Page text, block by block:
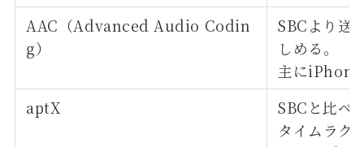
AAC（Advanced Audio Codin
g）
SBCより送
しめる。
主にiPhone
aptX
SBCと比べ
タイムラグ